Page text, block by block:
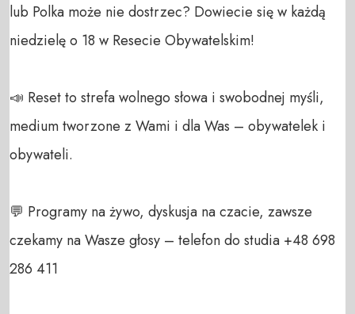
lub Polka może nie dostrzec? Dowiecie się w każdą
niedzielę o 18 w Resecie Obywatelskim!
📣 Reset to strefa wolnego słowa i swobodnej myśli,
medium tworzone z Wami i dla Was – obywatelek i
obywateli.
💬 Programy na żywo, dyskusja na czacie, zawsze
czekamy na Wasze głosy – telefon do studia +48 698
286 411